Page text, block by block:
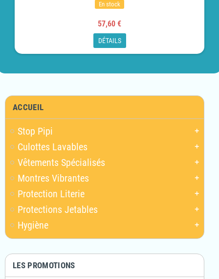
ACCUEIL
Stop Pipi add
Culottes Lavables add
Vêtements Spécialisés add
Montres Vibrantes add
Protection Literie add
Protections Jetables add
Hygiène add
LES PROMOTIONS
En stock
57,60 €
DÉTAILS